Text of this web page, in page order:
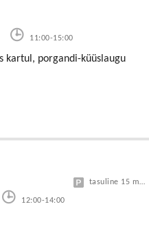
11:00-15:00
kartul, porgandi-küüslaugu
12:00-14:00
tasuline 15 min tasuta, edasi 3€/h